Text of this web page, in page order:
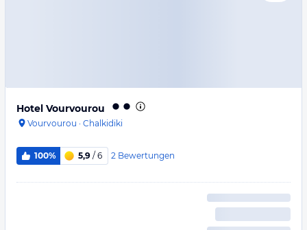
Hotel Vourvourou
Vourvourou · Chalkidiki
100% 5,9 / 6 2 Bewertungen